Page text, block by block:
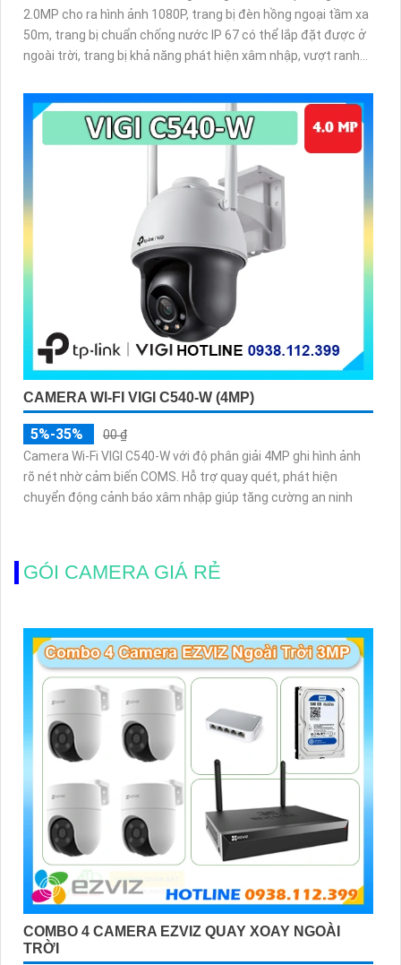
2.0MP cho ra hình ảnh 1080P, trang bị đèn hồng ngoại tầm xa
50m, trang bị chuẩn chống nước IP 67 có thể lắp đặt được ở
ngoài trời, trang bị khả năng phát hiện xâm nhập, vượt ranh
CAMERA WI-FI VIGI C540-W (4MP)
5%-35%
00 ₫
Camera Wi-Fi VIGI C540-W với độ phân giải 4MP ghi hình ảnh
rõ nét nhờ cảm biến COMS. Hỗ trợ quay quét, phát hiện
chuyển động cảnh báo xâm nhập giúp tăng cường an ninh
GÓI CAMERA GIÁ RẺ
COMBO 4 CAMERA EZVIZ QUAY XOAY NGOÀI
TRỜI